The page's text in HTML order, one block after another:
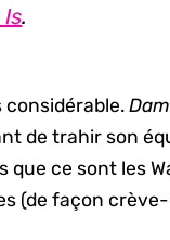
Is.
considérable.
de trahir son
que ce sont les
(de façon